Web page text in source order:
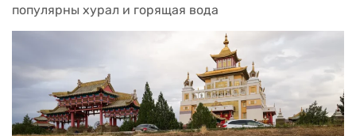
популярны хурал и горящая вода